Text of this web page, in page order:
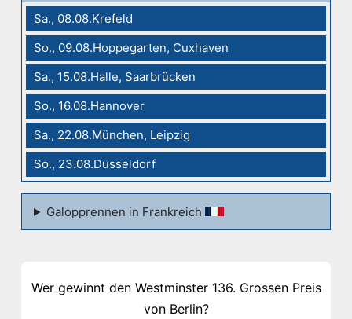
Sa., 08.08.Krefeld
So., 09.08.Hoppegarten, Cuxhaven
Sa., 15.08.Halle, Saarbrücken
So., 16.08.Hannover
Sa., 22.08.München, Leipzig
So., 23.08.Düsseldorf
Galopprennen in Frankreich
Wer gewinnt den Westminster 136. Grossen Preis
von Berlin?